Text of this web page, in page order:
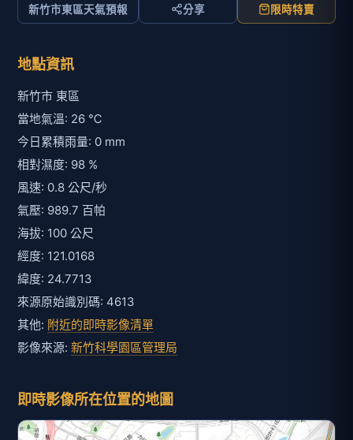
新竹市東區天氣預報 分享 限時特賣
地點資訊
新竹市 東區
當地氣溫: 26 ℃
今日累積雨量: 0 mm
相對濕度: 98 %
風速: 0.8 公尺/秒
氣壓: 989.7 百帕
海拔: 100 公尺
經度: 121.0168
緯度: 24.7713
來源原始識別碼: 4613
其他: 附近的即時影像清單
影像來源: 新竹科學園區管理局
即時影像所在位置的地圖